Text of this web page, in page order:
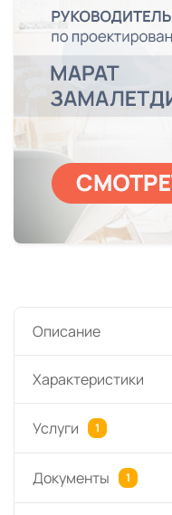
Описание
Характеристики
Услуги 1
Документы 1